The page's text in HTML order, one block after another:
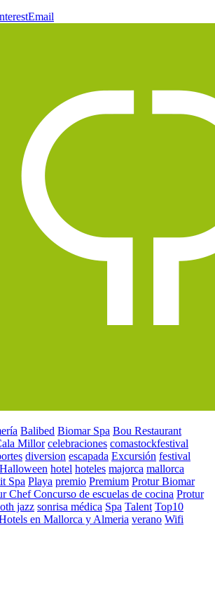
Email
Balibed Biomar Spa Bou Restaurant
Millor celebraciones comastockfestival
diversion escapada Excursión festival
Halloween hotel hoteles majorca mallorca
Spa Playa premio Premium Protur Biomar
Chef Concurso de escuelas de cocina Protur
jazz sonrisa médica Spa Talent Top10
en Mallorca y Almeria verano Wifi